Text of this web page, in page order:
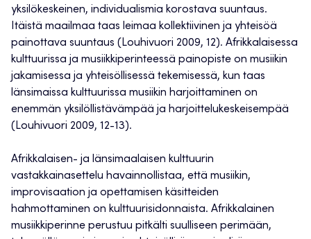
yksilökeskeinen, individualismia korostava suuntaus.
Itäistä maailmaa taas leimaa kollektiivinen ja yhteisöä
painottava suuntaus (Louhivuori 2009, 12). Afrikkalaisessa
kulttuurissa ja musiikkiperinteessä painopiste on musiikin
jakamisessa ja yhteisöllisessä tekemisessä, kun taas
länsimaissa kulttuurissa musiikin harjoittaminen on
enemmän yksilöllistävämpää ja harjoittelukeskeisempää
(Louhivuori 2009, 12-13).
Afrikkalaisen- ja länsimaalaisen kulttuurin
vastakkainasettelu havainnollistaa, että musiikin,
improvisaation ja opettamisen käsitteiden
hahmottaminen on kulttuurisidonnaista. Afrikkalainen
musiikkiperinne perustuu pitkälti suulliseen perimään,